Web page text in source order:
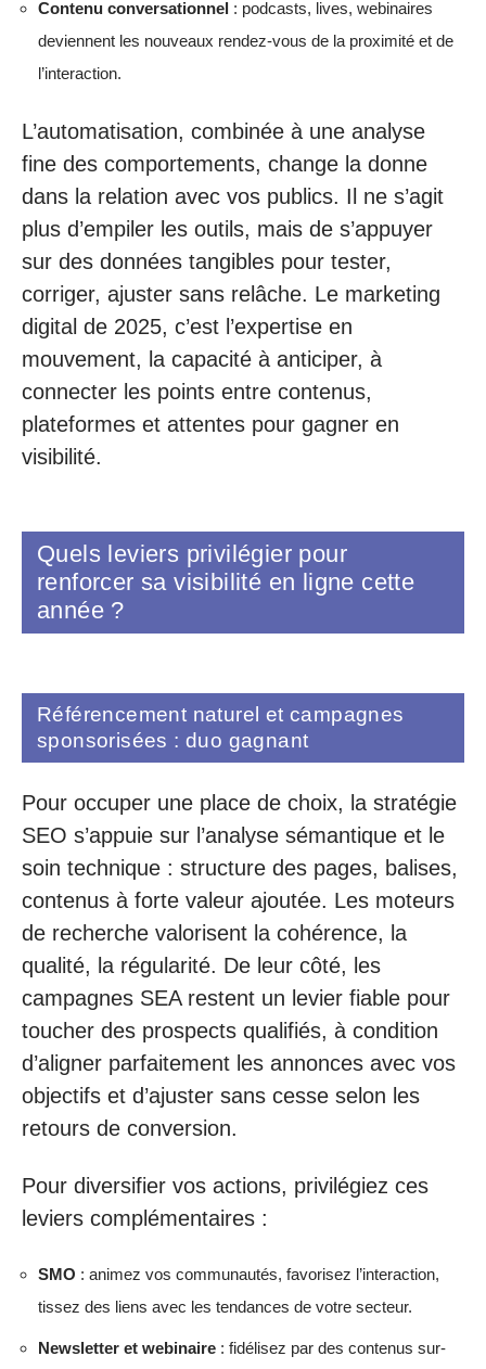
Contenu conversationnel : podcasts, lives, webinaires
deviennent les nouveaux rendez-vous de la proximité et de
l’interaction.
L’automatisation, combinée à une analyse
fine des comportements, change la donne
dans la relation avec vos publics. Il ne s’agit
plus d’empiler les outils, mais de s’appuyer
sur des données tangibles pour tester,
corriger, ajuster sans relâche. Le marketing
digital de 2025, c’est l’expertise en
mouvement, la capacité à anticiper, à
connecter les points entre contenus,
plateformes et attentes pour gagner en
visibilité.
Quels leviers privilégier pour
renforcer sa visibilité en ligne cette
année ?
Référencement naturel et campagnes
sponsorisées : duo gagnant
Pour occuper une place de choix, la stratégie
SEO s’appuie sur l’analyse sémantique et le
soin technique : structure des pages, balises,
contenus à forte valeur ajoutée. Les moteurs
de recherche valorisent la cohérence, la
qualité, la régularité. De leur côté, les
campagnes SEA restent un levier fiable pour
toucher des prospects qualifiés, à condition
d’aligner parfaitement les annonces avec vos
objectifs et d’ajuster sans cesse selon les
retours de conversion.
Pour diversifier vos actions, privilégiez ces
leviers complémentaires :
SMO : animez vos communautés, favorisez l’interaction,
tissez des liens avec les tendances de votre secteur.
Newsletter et webinaire : fidélisez par des contenus sur-